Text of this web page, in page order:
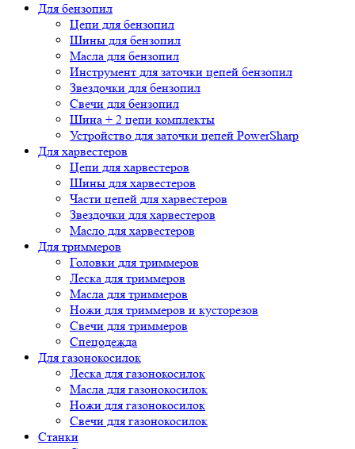
Для бензопил
Цепи для бензопил
Шины для бензопил
Масла для бензопил
Инструмент для заточки цепей бензопил
Звездочки для бензопил
Свечи для бензопил
Шина + 2 цепи комплекты
Устройство для заточки цепей PowerSharp
Для харвестеров
Цепи для харвестеров
Шины для харвестеров
Части цепей для харвестеров
Звездочки для харвестеров
Масло для харвестеров
Для триммеров
Головки для триммеров
Леска для триммеров
Масла для триммеров
Ножи для триммеров и кусторезов
Свечи для триммеров
Спецодежда
Для газонокосилок
Леска для газонокосилок
Масла для газонокосилок
Ножи для газонокосилок
Свечи для газонокосилок
Станки